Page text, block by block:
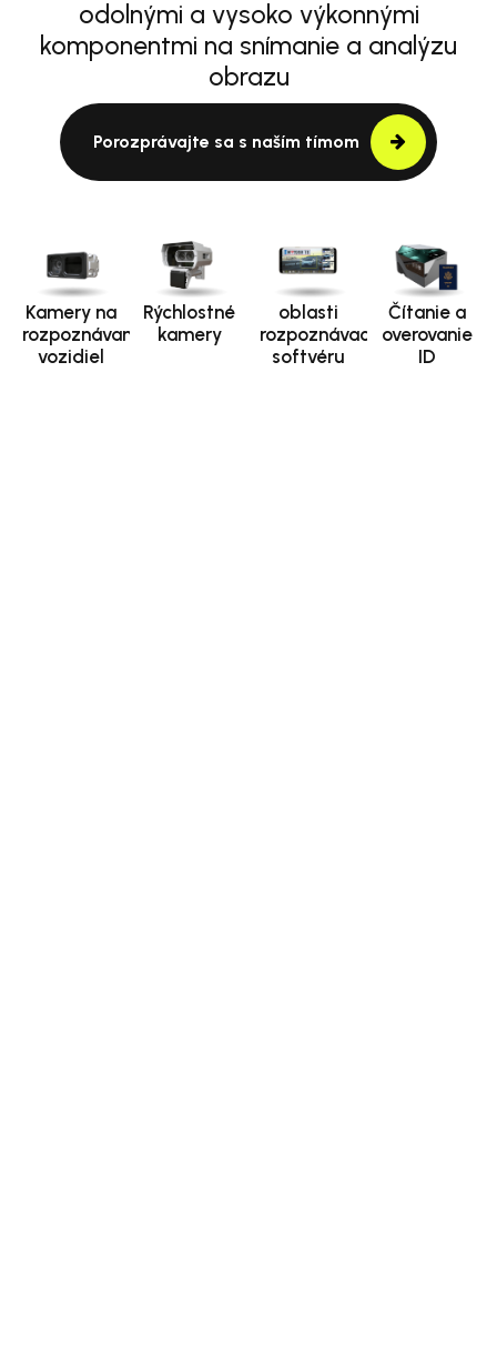
odolnými a vysoko výkonnými
komponentmi na snímanie a analýzu
obrazu
Porozprávajte sa s naším tímom
Kamery na
rozpoznávanie
vozidiel
Rýchlostné
kamery
oblasti
rozpoznávacieho
softvéru
Čítanie a
overovanie
ID